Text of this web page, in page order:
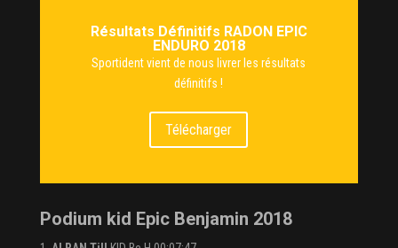
Résultats Définitifs RADON EPIC
ENDURO 2018
Sportident vient de nous livrer les résultats
définitifs !
Télécharger
Podium kid Epic Benjamin 2018